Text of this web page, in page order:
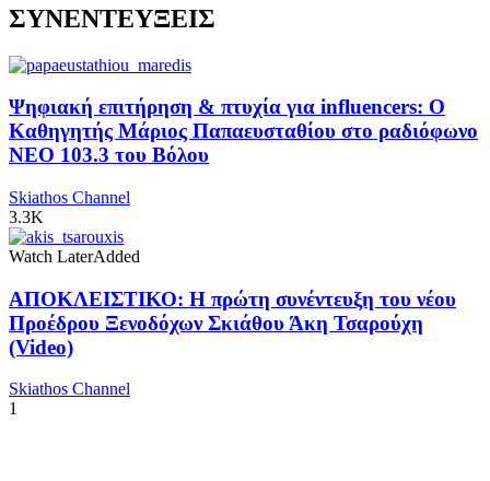
ΣΥΝΕΝΤΕΥΞΕΙΣ
Ψηφιακή επιτήρηση & πτυχία για influencers: Ο
Καθηγητής Μάριος Παπαευσταθίου στο ραδιόφωνο
NEO 103.3 του Βόλου
Skiathos Channel
3.3K
Watch LaterAdded
ΑΠΟΚΛΕΙΣΤΙΚΟ: Η πρώτη συνέντευξη του νέου
Προέδρου Ξενοδόχων Σκιάθου Άκη Τσαρούχη
(Video)
Skiathos Channel
1